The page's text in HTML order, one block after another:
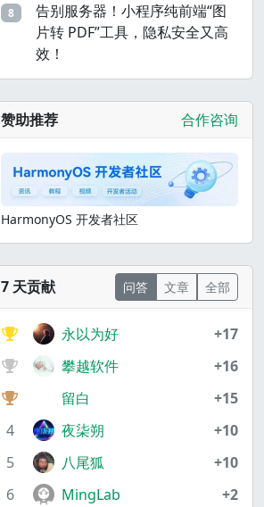
8
告别服务器！小程序纯前端“图
片转 PDF”工具，隐私安全又高
效！
赞助推荐 合作咨询
HarmonyOS 开发者社区
7 天贡献 问答 文章 全部
永以为好
+17
攀越软件
+16
留白
+15
4
夜柒朔
+10
5
八尾狐
+10
6
MingLab
+2